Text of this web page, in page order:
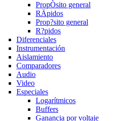
PropÒsito general
RÄpidos
Prop?sito general
R?pidos
Diferenciales
Instrumentación
Aislamiento
Comparadores
Audio
Video
Especiales
Logarítmicos
Buffers
Ganancia por voltaje